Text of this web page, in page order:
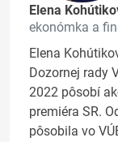
Elena
ekonómka a
Elena
Dozornej rady
2022 pôsobí
premiéra SR.
pôsobila vo